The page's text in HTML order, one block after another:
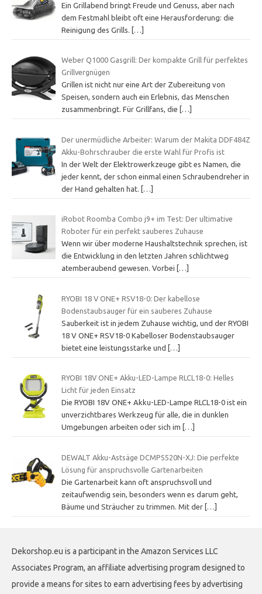
Ein Grillabend bringt Freude und Genuss, aber nach
dem Festmahl bleibt oft eine Herausforderung: die
Reinigung des Grills.
[…]
Weber Q1000 Gasgrill: Der kompakte Grill für perfektes
Grillvergnügen
Grillen ist nicht nur eine Art der Zubereitung von
Speisen, sondern auch ein Erlebnis, das Menschen
zusammenbringt. Für Grillfans, die
[…]
Der unermüdliche Arbeiter: Warum der Makita DDF484Z
Akku-Bohrschrauber die erste Wahl für Profis ist
In der Welt der Elektrowerkzeuge gibt es Namen, die
jeder kennt, der schon einmal einen Schraubendreher in
der Hand gehalten hat. […]
iRobot Roomba Combo j9+ im Test: Der ultimative
Roboter für ein perfekt sauberes Zuhause
Wenn wir über moderne Haushaltstechnik sprechen, ist
die Entwicklung in den letzten Jahren schlichtweg
atemberaubend gewesen. Vorbei
[…]
RYOBI 18 V ONE+ RSV18-0: Der kabellose
Bodenstaubsauger für ein sauberes Zuhause
Sauberkeit ist in jedem Zuhause wichtig, und der RYOBI
18 V ONE+ RSV18-0 Kabelloser Bodenstaubsauger
bietet eine leistungsstarke und […]
RYOBI 18V ONE+ Akku-LED-Lampe RLCL18-0: Helles
Licht für jeden Einsatz
Die RYOBI 18V ONE+ Akku-LED-Lampe RLCL18-0 ist ein
unverzichtbares Werkzeug für alle, die in dunklen
Umgebungen arbeiten oder sich im
[…]
DEWALT Akku-Astsäge DCMPS520N-XJ: Die perfekte
Lösung für anspruchsvolle Gartenarbeiten
Die Gartenarbeit kann oft anspruchsvoll und
zeitaufwendig sein, besonders wenn es darum geht,
Bäume und Sträucher zu trimmen. Mit der […]
Dekorshop.eu is a participant in the Amazon Services LLC
Associates Program, an affiliate advertising program designed to
provide a means for sites to earn advertising fees by advertising